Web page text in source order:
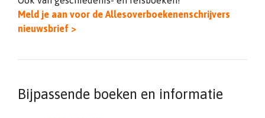
Meld je aan voor de Allesoverboekenenschrijvers
nieuwsbrief >
Bijpassende boeken en informatie